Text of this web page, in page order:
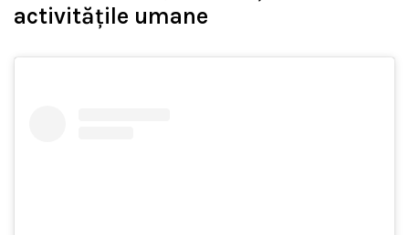
activitățile umane